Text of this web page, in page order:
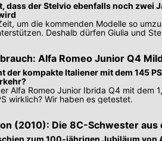
dass der Stelvio ebenfalls noch zwei
um die kommenden Modelle so
Deshalb dürfen Giulia und
Alfa Romeo Junior Q4
der kompakte Italiener mit dem 145
Alfa Romeo Junior Ibrida Q4 mit dem
wirklich? Wir haben es getestet.
(2010): Die 8C-Schwester